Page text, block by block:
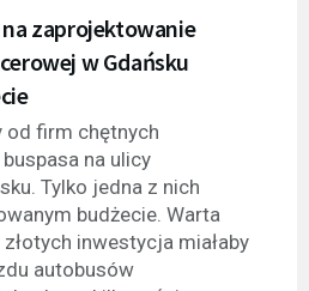
zaprojektowanie
w Gdańsku
od firm chętnych
na ulicy
Tylko jedna z nich
budżecie. Warta
inwestycja miałaby
autobusów